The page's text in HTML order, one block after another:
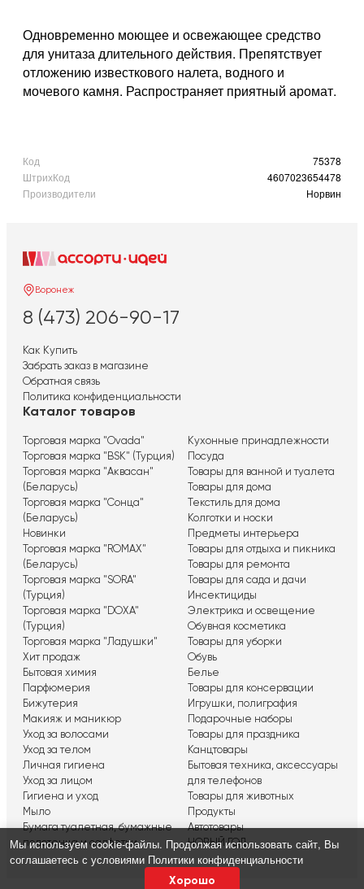
Одновременно моющее и освежающее средство
для унитаза длительного действия. Препятствует
отложению известкового налета, водного и
мочевого камня. Распространяет приятный аромат.
Код
75378
ШтрихКод
4607023654478
Производители
Норвин
Воронеж
8 (473) 206-90-17
Как Купить
Забрать заказ в магазине
Обратная связь
Политика конфиденциальности
Каталог товаров
Торговая марка "Ovada"
Торговая марка "BSK" (Турция)
Торговая марка "Аквасан"
(Беларусь)
Торговая марка "Сонца"
(Беларусь)
Новинки
Торговая марка "ROMAX"
(Беларусь)
Торговая марка "SORA"
(Турция)
Торговая марка "DOXA"
(Турция)
Торговая марка "Ладушки"
Хит продаж
Бытовая химия
Парфюмерия
Бижутерия
Макияж и маникюр
Уход за волосами
Уход за телом
Личная гигиена
Уход за лицом
Гигиена и уход
Мыло
Бумага туалетная, бумажные
полотенца и салфетки
Кухонные принадлежности
Посуда
Товары для ванной и туалета
Товары для дома
Текстиль для дома
Колготки и носки
Предметы интерьера
Товары для отдыха и пикника
Товары для ремонта
Товары для сада и дачи
Инсектициды
Электрика и освещение
Обувная косметика
Товары для уборки
Обувь
Белье
Товары для консервации
Игрушки, полиграфия
Подарочные наборы
Товары для праздника
Канцтовары
Бытовая техника, аксессуары
для телефонов
Товары для животных
Продукты
Автотовары
НОВЫЙ ГОД
Мы используем сookie-файлы. Продолжая использовать сайт, Вы
соглашаетесь с условиями Политики конфиденциальности
Хорошо